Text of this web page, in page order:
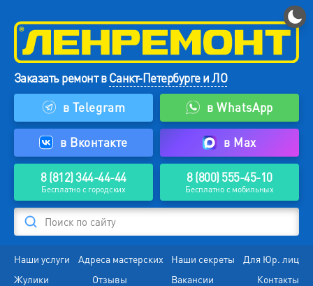
Заказать ремонт вСанкт-Петербурге и ЛО
в Telegram
в WhatsApp
в Вконтакте в Max
8 (812) 344-44-44
Бесплатно с городских
8 (800) 555-45-10
Бесплатно с мобильных
Поиск по сайту
Наши услуги Адреса мастерских Наши секреты
Для Юр. лиц
Жулики
Отзывы Вакансии
Контакты